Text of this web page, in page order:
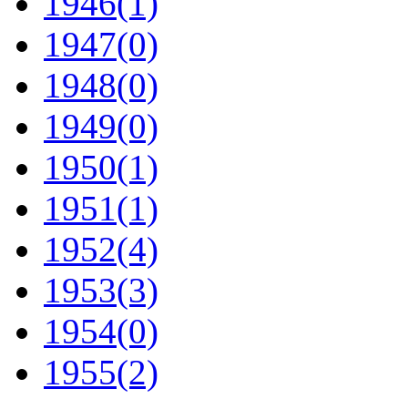
1947(0)
1948(0)
1949(0)
1950(1)
1951(1)
1952(4)
1953(3)
1954(0)
1955(2)